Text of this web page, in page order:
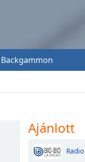
Backgammon
Ajánlott